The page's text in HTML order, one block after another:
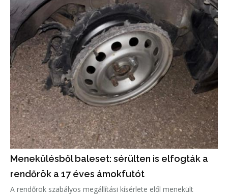
Menekülésből baleset: sérülten is elfogták a
rendőrök a 17 éves ámokfutót
A rendőrök szabályos megállítási kísérlete elől menekült